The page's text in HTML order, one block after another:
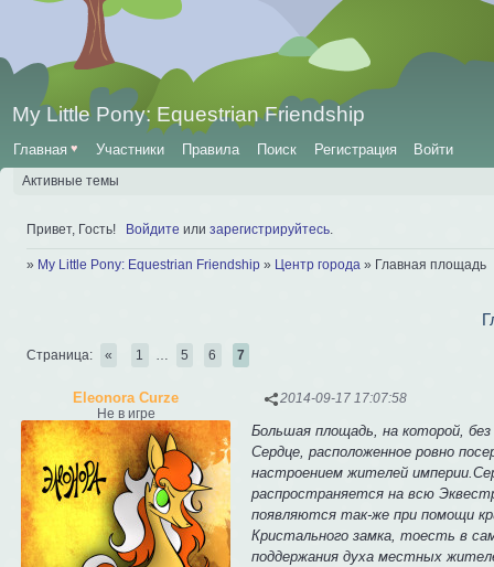
My Little Pony: Equestrian Friendship
Главная ♥ Участники Правила Поиск Регистрация Войти
Активные темы
Привет, Гость! Войдите или зарегистрируйтесь
» My Little Pony: Equestrian Friendship » Центр города » Главная площадь
Страница: « 1 5 6 7
2014-09-17 17:07:58
Eleonora Curze
Не в игре
Большая площадь, на которой,
Сердце, расположенное ровно
настроением жителей
распространяется на всю
появляются так-же при помощи
Кристального замка, тоесть в
поддержания духа местных